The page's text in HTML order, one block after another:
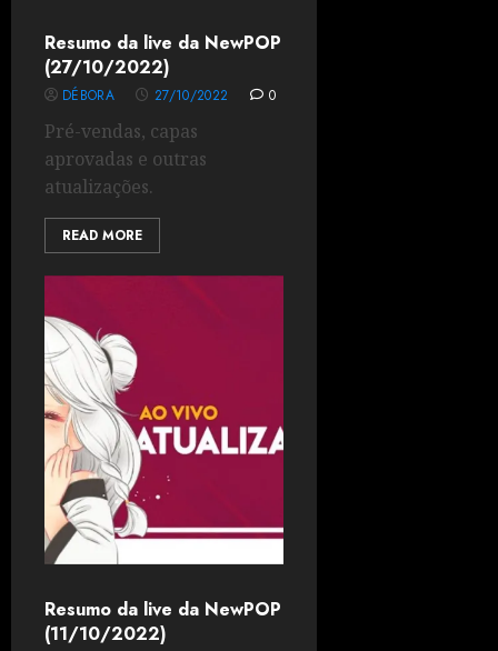
Resumo da live da NewPOP
(27/10/2022)
DÉBORA 27/10/2022 0
Pré-vendas, capas
aprovadas e outras
atualizações.
READ MORE
Resumo da live da NewPOP
(11/10/2022)